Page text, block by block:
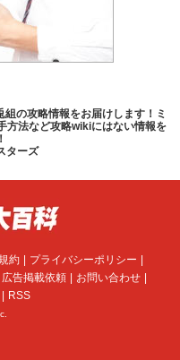
の攻略情報をお届けします！ミ
方法など攻略wikiにはない情報を
ターズ
約
プライバシーポリシー
広告掲載依頼
お問い合わせ
RSS